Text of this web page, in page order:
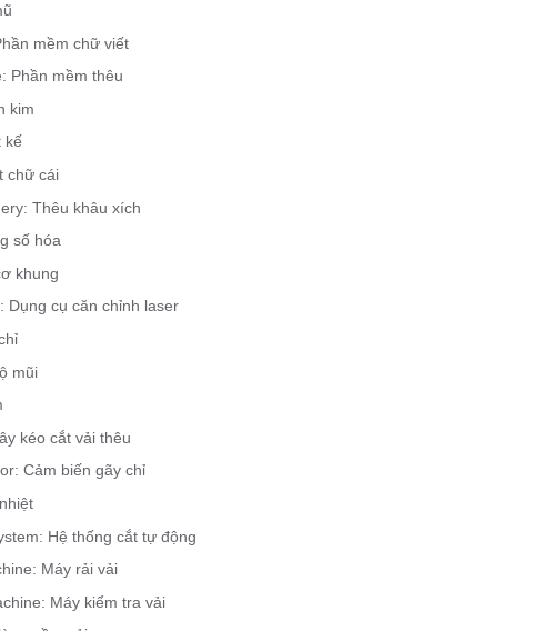
mềm chữ viết
Phần mềm thêu
kim
kế
chữ cái
Thêu khâu xích
số hóa
khung
Dụng cụ căn chỉnh laser
mũi
kéo cắt vải thêu
Cảm biến gãy chỉ
Hệ thống cắt tự động
Máy rải vải
Máy kiểm tra vải